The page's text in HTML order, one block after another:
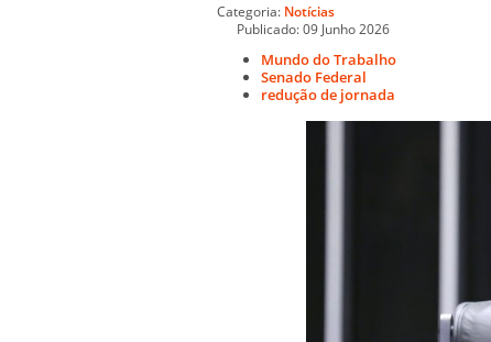
Categoria: Notícias
Publicado: 09 Junho 2026
Mundo do Trabalho
Senado Federal
redução de jornada